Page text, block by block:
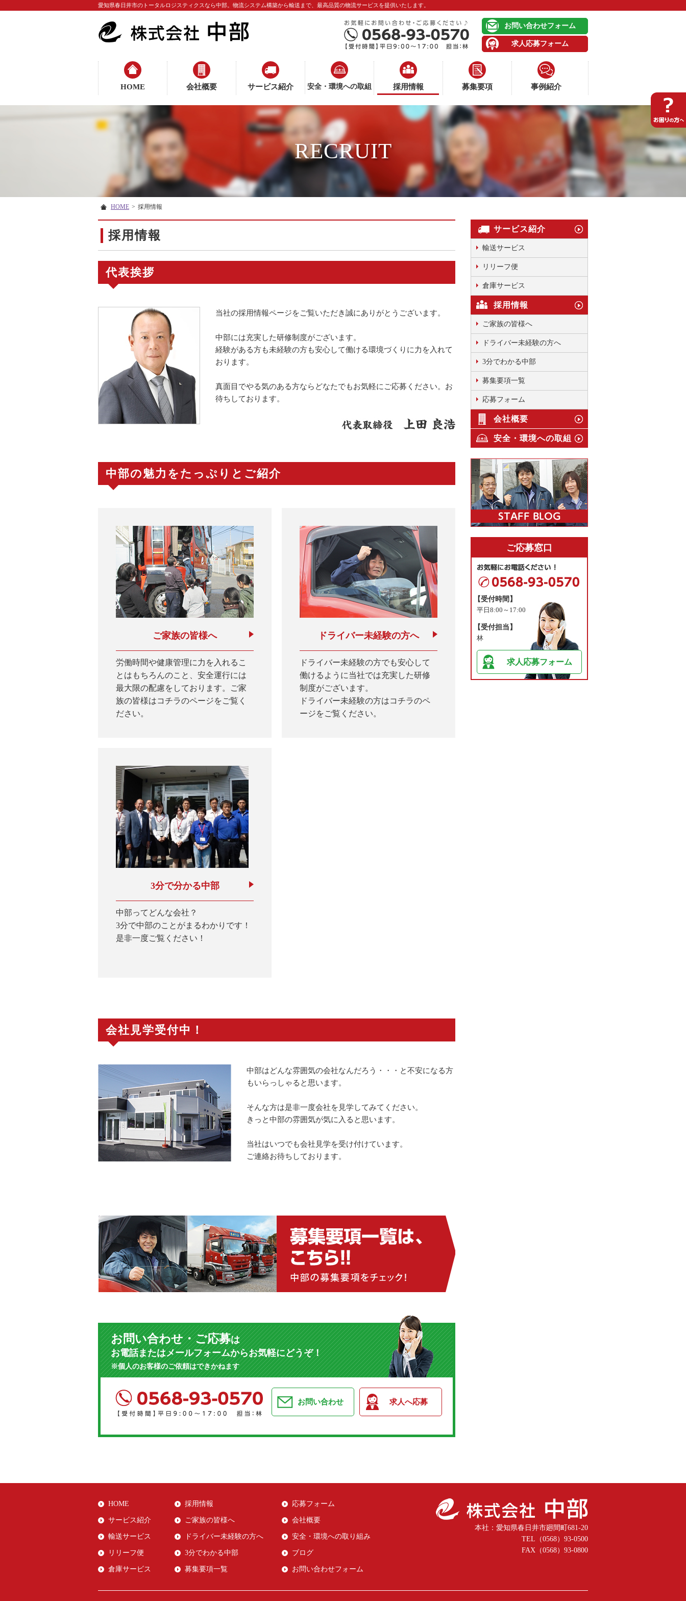
愛知県春日井市のトータルロジスティクスなら中部。物流システム構築から輸送まで、最高品質の物流サービスを提供いたします。
お問い合わせフォーム
求人応募フォーム
HOME 会社概要 サービス紹介 安全・環境への取組 採用情報 募集要項 事例紹介
RECRUIT
HOME > 採用情報
採用情報
代表挨拶
当社の採用情報ページをご覧いただき誠にありがとうございます。
中部には充実した研修制度がございます。
経験がある方も未経験の方も安心して働ける環境づくりに力を入れて
おります。
真面目でやる気のある方ならどなたでもお気軽にご応募ください。お
待ちしております。
中部の魅力をたっぷりとご紹介
ご家族の皆様へ
労働時間や健康管理に力を入れるこ
とはもちろんのこと、安全運行には
最大限の配慮をしております。ご家
族の皆様はコチラのページをご覧く
ださい。
ドライバー未経験の方へ
ドライバー未経験の方でも安心して
働けるように当社では充実した研修
制度がございます。
ドライバー未経験の方はコチラのペ
ージをご覧ください。
3分で分かる中部
中部ってどんな会社？
3分で中部のことがまるわかりです！
是非一度ご覧ください！
会社見学受付中！
中部はどんな雰囲気の会社なんだろう・・・と不安になる方
もいらっしゃると思います。
そんな方は是非一度会社を見学してみてください。
きっと中部の雰囲気が気に入ると思います。
当社はいつでも会社見学を受け付けています。
ご連絡お待ちしております。
お問い合わせ・ご応募は
お電話またはメールフォームからお気軽にどうぞ！
※個人のお客様のご依頼はできかねます
お問い合わせ 求人へ応募
サービス紹介
輸送サービス
リリーフ便
倉庫サービス
採用情報
ご家族の皆様へ
ドライバー未経験の方へ
3分でわかる中部
募集要項一覧
応募フォーム
会社概要
安全・環境への取組
ご応募窓口
【受付時間】
平日8:00～17:00
【受付担当】
林
求人応募フォーム
HOME
サービス紹介
輸送サービス
リリーフ便
倉庫サービス
採用情報
ご家族の皆様へ
ドライバー未経験の方へ
3分でわかる中部
募集要項一覧
応募フォーム
会社概要
安全・環境への取り組み
ブログ
お問い合わせフォーム
本社：愛知県春日井市廻間町681-20
TEL（0568）93-0500
FAX（0568）93-0800